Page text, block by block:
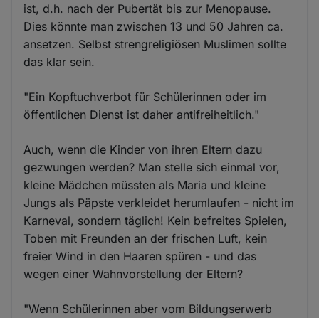
ist, d.h. nach der Pubertät bis zur Menopause.
Dies könnte man zwischen 13 und 50 Jahren ca.
ansetzen. Selbst strengreligiösen Muslimen sollte
das klar sein.
"Ein Kopftuchverbot für Schülerinnen oder im
öffentlichen Dienst ist daher antifreiheitlich."
Auch, wenn die Kinder von ihren Eltern dazu
gezwungen werden? Man stelle sich einmal vor,
kleine Mädchen müssten als Maria und kleine
Jungs als Päpste verkleidet herumlaufen - nicht im
Karneval, sondern täglich! Kein befreites Spielen,
Toben mit Freunden an der frischen Luft, kein
freier Wind in den Haaren spüren - und das
wegen einer Wahnvorstellung der Eltern?
"Wenn Schülerinnen aber vom Bildungserwerb